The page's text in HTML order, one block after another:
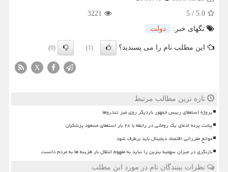
5.0
/
5
3221
تگهای خبر:
دولت
این مطلب نام را می پسندید؟ (1)
(0)
X
تازه ترین مطالب مرتبط
پروژه استعفای رییس جمهور باردیگر روی میز تندروها
پشت پرده ادعای یک روحانی در رابطه با ۲۸ بار استعفای مسعود پزشکیان
موانع مقرراتی اقتصاد دیجیتال باید برطرف شود
بازنگری در میزان سهمیه بنزین را نباید به مفهوم انتقال بار هزینه ها به مردم دانست
نظرات بینندگان نام در مورد این مطلب